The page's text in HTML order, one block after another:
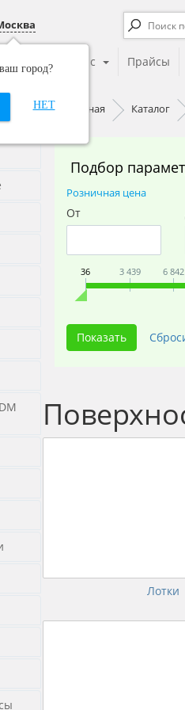
город?
НЕТ
О нас Прайсы
Главная Каталог
Подбор
Розничная цена
От
36 3 439 6 842
Лотки